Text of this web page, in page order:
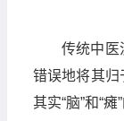
传统中医
错误地将其归
其实“脑”和“